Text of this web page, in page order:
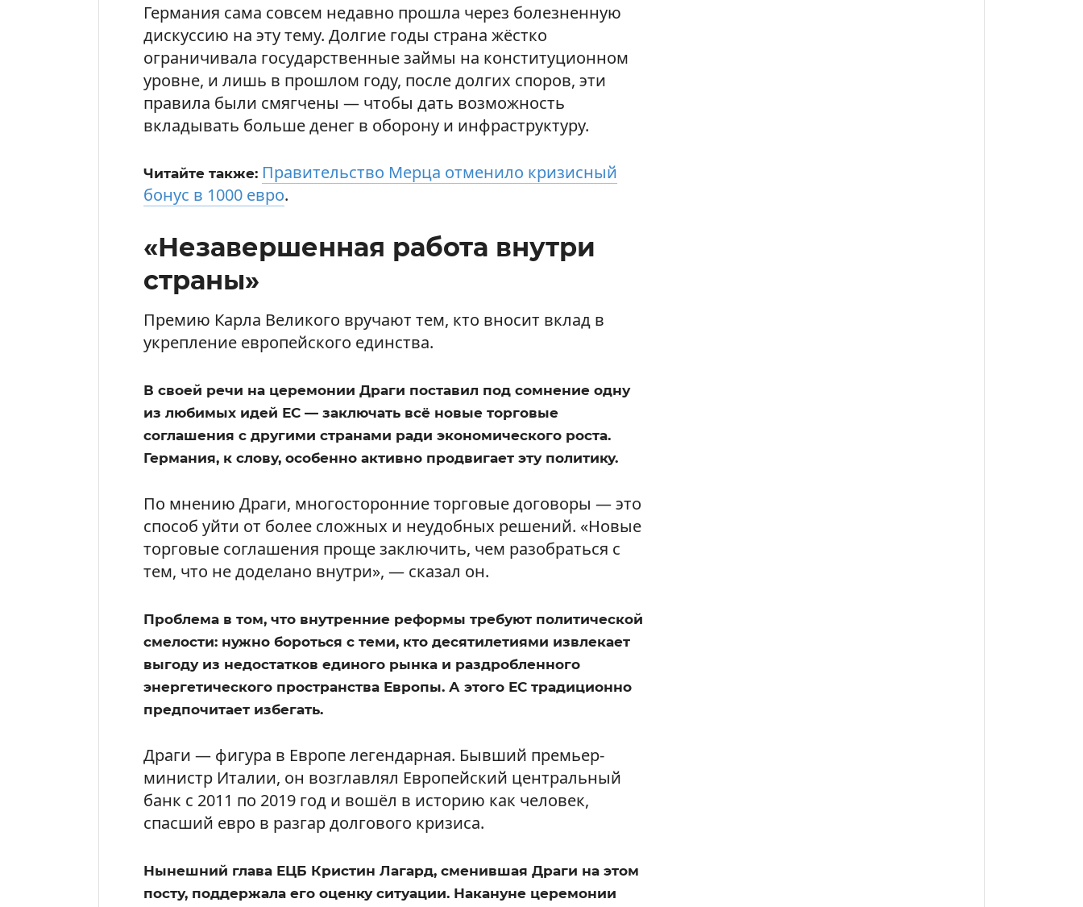
Германия сама совсем недавно прошла через болезненную
дискуссию на эту тему. Долгие годы страна жёстко
ограничивала государственные займы на конституционном
уровне, и лишь в прошлом году, после долгих споров, эти
правила были смягчены — чтобы дать возможность
вкладывать больше денег в оборону и инфраструктуру.
Читайте также: Правительство Мерца отменило кризисный
бонус в 1000 евро.
«Незавершенная работа внутри
страны»
Премию Карла Великого вручают тем, кто вносит вклад в
укрепление европейского единства.
В своей речи на церемонии Драги поставил под сомнение одну
из любимых идей ЕС — заключать всё новые торговые
соглашения с другими странами ради экономического роста.
Германия, к слову, особенно активно продвигает эту политику.
По мнению Драги, многосторонние торговые договоры — это
способ уйти от более сложных и неудобных решений. «Новые
торговые соглашения проще заключить, чем разобраться с
тем, что не доделано внутри», — сказал он.
Проблема в том, что внутренние реформы требуют политической
смелости: нужно бороться с теми, кто десятилетиями извлекает
выгоду из недостатков единого рынка и раздробленного
энергетического пространства Европы. А этого ЕС традиционно
предпочитает избегать.
Драги — фигура в Европе легендарная. Бывший премьер-
министр Италии, он возглавлял Европейский центральный
банк с 2011 по 2019 год и вошёл в историю как человек,
спасший евро в разгар долгового кризиса.
Нынешний глава ЕЦБ Кристин Лагард, сменившая Драги на этом
посту, поддержала его оценку ситуации. Накануне церемонии